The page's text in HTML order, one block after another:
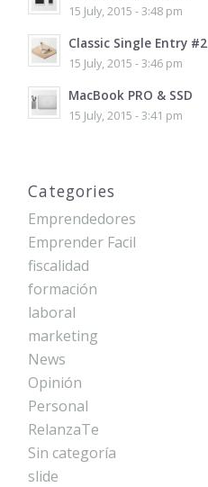
15 July, 2015 - 3:48 pm
Classic Single Entry #2
15 July, 2015 - 3:46 pm
MacBook PRO & SSD
15 July, 2015 - 3:41 pm
Categories
Emprendedores
Emprender Facil
fiscalidad
formación
laboral
marketing
News
Opinión
Personal
RelanzaTe
Sin categoría
slide